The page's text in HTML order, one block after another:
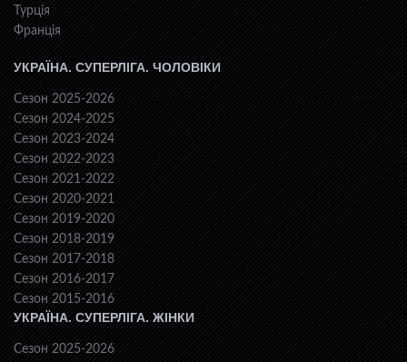
Турція
Франція
УКРАЇНА. СУПЕРЛІГА. ЧОЛОВІКИ
Сезон 2025-2026
Сезон 2024-2025
Сезон 2023-2024
Сезон 2022-2023
Сезон 2021-2022
Сезон 2020-2021
Сезон 2019-2020
Сезон 2018-2019
Сезон 2017-2018
Сезон 2016-2017
Сезон 2015-2016
УКРАЇНА. СУПЕРЛІГА. ЖІНКИ
Сезон 2025-2026